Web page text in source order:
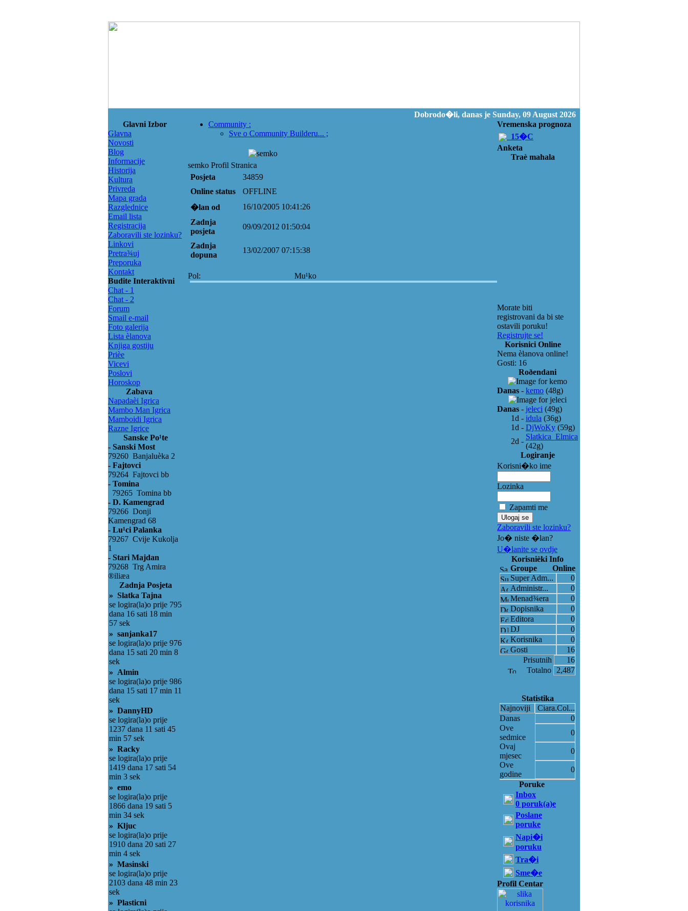
Dobrodo�li, danas je Sunday, 09 August 2026
Glavni Izbor
Glavna
Novosti
Blog
Informacije
Historija
Kultura
Privreda
Mapa grada
Razglednice
Email lista
Registracija
Zaboravili ste lozinku?
Linkovi
Pretra¾uj
Preporuka
Kontakt
Budite Interaktivni
Chat - 1
Chat - 2
Forum
Smail e-mail
Foto galerija
Lista èlanova
Knjiga gostiju
Prièe
Vicevi
Poslovi
Horoskop
Zabava
Napadaèi Igrica
Mambo Man Igrica
Mamboidi Igrica
Razne Igrice
Sanske Po¹te
- Sanski Most
79260 Banjaluèka 2
- Fajtovci
79264 Fajtovci bb
- Tomina
79265 Tomina bb
- D. Kamengrad
79266 Donji
Kamengrad 68
- Lu¹ci Palanka
79267 Cvije Kukolja
1
- Stari Majdan
79268 Trg Amira
®iliæa
Zadnja Posjeta
» Slatka Tajna
se logira(la)o prije 795
dana 16 sati 18 min
57 sek
» sanjanka17
se logira(la)o prije 976
dana 15 sati 20 min 8
sek
» Almin
se logira(la)o prije 986
dana 15 sati 17 min 11
sek
» DannyHD
se logira(la)o prije
1237 dana 11 sati 45
min 57 sek
» Racky
se logira(la)o prije
1419 dana 17 sati 54
min 3 sek
» emo
se logira(la)o prije
1866 dana 19 sati 5
min 34 sek
» Kljuc
se logira(la)o prije
1910 dana 20 sati 27
min 4 sek
» Masinski
se logira(la)o prije
2103 dana 48 min 23
sek
» Plasticni
Community :
Sve o Community Builderu... ;
semko Profil Stranica
Posjeta
34859
Online status
OFFLINE
�lan od
16/10/2005 10:41:26
Zadnja
posjeta
09/09/2012 01:50:04
Zadnja
dopuna
13/02/2007 07:15:38
Pol: Mu¹ko
Vremenska prognoza
15�C
Anketa
Traè mahala
Morate biti
registrovani da bi ste
ostavili poruku!
Registrujte se!
Korisnici Online
Nema èlanova online!
Gosti: 16
Roðendani
Danas - kemo (48g)
Danas - jeleci (49g)
1d - idula (36g)
1d - DjWoKy (59g)
2d -
Slatkica_Elmica
(42g)
Logiranje
Korisni�ko ime
Lozinka
Zapamti me
Zaboravili ste lozinku?
Jo� niste �lan?
U�lanite se ovdje
Korisnièki Info
Groupe
Online
Super Adm...
0
Administr...
0
Menad¾era
0
Dopisnika
0
Editora
0
DJ
0
Korisnika
0
Gosti
16
Prisutnih
16
Totalno
2,487
Statistika
Najnoviji
Ciara.Col...
Danas
0
Ove
sedmice
0
Ovaj
mjesec
0
Ove
godine
0
Poruke
Inbox
0 poruk(a)e
Poslane
poruke
Napi�i
poruku
Tra�i
Sme�e
Profil Centar